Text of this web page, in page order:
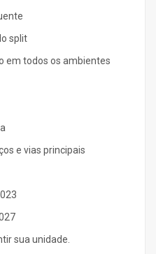
split
em todos os ambientes
e vias principais
sua unidade.